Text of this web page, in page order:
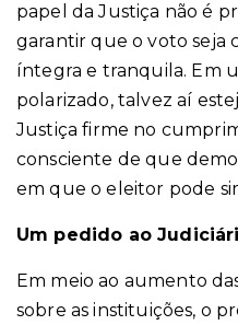
papel da Justiça não é
garantir que o voto seja
íntegra e tranquila. Em
polarizado, talvez aí
Justiça firme no
consciente de que
em que o eleitor pode
Um pedido ao
Em meio ao aumento
sobre as instituições, o